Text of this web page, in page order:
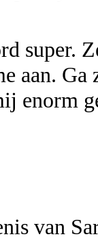
super.
aan.
enorm